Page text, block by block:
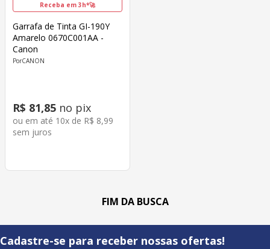
Receba em 3h*🚀
Garrafa de Tinta GI-190Y
Amarelo 0670C001AA -
Canon
CANON
R$ 81,85 no pix
ou em até 10x de R$ 8,99
sem juros
Cadastre-se para receber nossas ofertas!